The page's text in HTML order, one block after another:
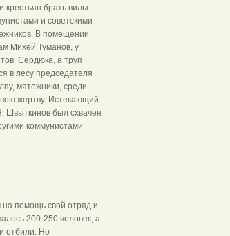
крестьян брать вилы
и советскими
В помещении
Михей Туманов, у
Сердюка, а труп
в лесу председателя
мятежники, среди
жертву. Истекающий
Швыткинов был схвачен
коммунистами
помощь свой отряд и
200-250 человек, а
отбили. Но